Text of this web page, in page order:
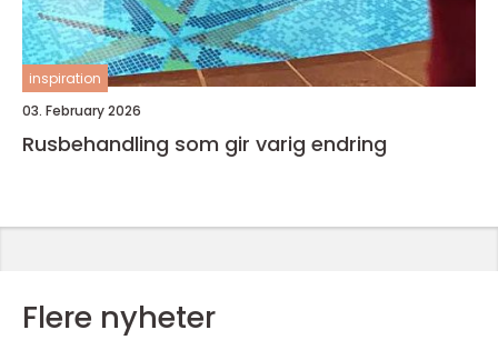
inspiration
03. February 2026
Rusbehandling som gir varig endring
Flere nyheter